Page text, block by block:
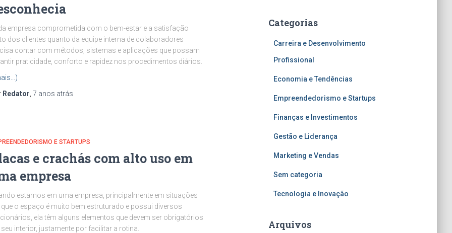
empresa comprometida com o bem-estar e a satisfação
dos clientes quanto da equipe interna de colaboradores
contar com métodos, sistemas e aplicações que possam
praticidade, conforto e rapidez nos procedimentos diários.
Redator 7 anos atrás
E STARTUPS
e crachás com alto uso em
empresa
estamos em uma empresa, principalmente em situações
que o espaço é muito bem estruturado e possui diversos
ela têm alguns elementos que devem ser obrigatórios
seu interior, justamente por facilitar a rotina.
Categorias
Carreira e Desenvolvimento
Profissional
Economia e Tendências
Empreendedorismo e Startups
Finanças e Investimentos
Gestão e Liderança
Marketing e Vendas
Sem categoria
Tecnologia e Inovação
Arquivos